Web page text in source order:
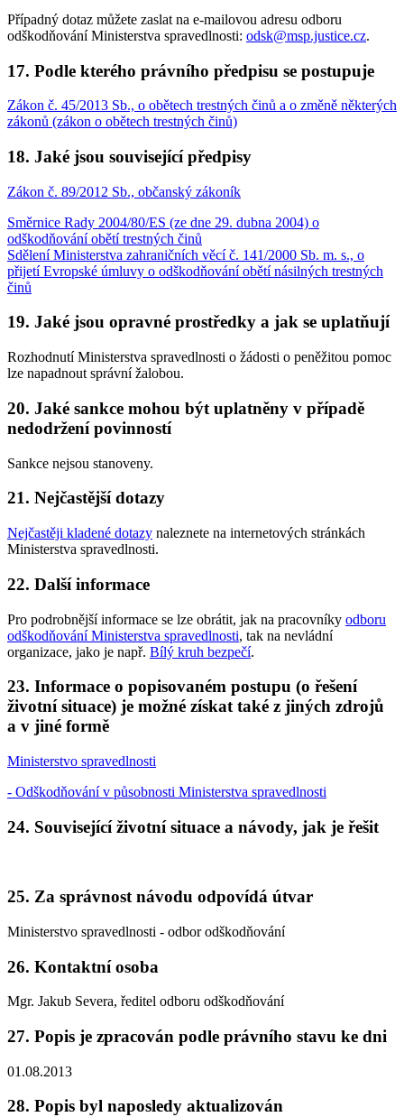
Případný dotaz můžete zaslat na e-mailovou adresu odboru
odškodňování Ministerstva spravedlnosti: odsk@msp.justice.cz.
17. Podle kterého právního předpisu se postupuje
Zákon č. 45/2013 Sb., o obětech trestných činů a o změně některých
zákonů (zákon o obětech trestných činů)
18. Jaké jsou související předpisy
Zákon č. 89/2012 Sb., občanský zákoník
Směrnice Rady 2004/80/ES (ze dne 29. dubna 2004) o
odškodňování obětí trestných činů
Sdělení Ministerstva zahraničních věcí č. 141/2000 Sb. m. s., o
přijetí Evropské úmluvy o odškodňování obětí násilných trestných
činů
19. Jaké jsou opravné prostředky a jak se uplatňují
Rozhodnutí Ministerstva spravedlnosti o žádosti o peněžitou pomoc
lze napadnout správní žalobou.
20. Jaké sankce mohou být uplatněny v případě
nedodržení povinností
Sankce nejsou stanoveny.
21. Nejčastější dotazy
Nejčastěji kladené dotazy naleznete na internetových stránkách
Ministerstva spravedlnosti.
22. Další informace
Pro podrobnější informace se lze obrátit, jak na pracovníky odboru
odškodňování Ministerstva spravedlnosti, tak na nevládní
organizace, jako je např. Bílý kruh bezpečí.
23. Informace o popisovaném postupu (o řešení
životní situace) je možné získat také z jiných zdrojů
a v jiné formě
Ministerstvo spravedlnosti
- Odškodňování v působnosti Ministerstva spravedlnosti
24. Související životní situace a návody, jak je řešit
25. Za správnost návodu odpovídá útvar
Ministerstvo spravedlnosti - odbor odškodňování
26. Kontaktní osoba
Mgr. Jakub Severa, ředitel odboru odškodňování
27. Popis je zpracován podle právního stavu ke dni
01.08.2013
28. Popis byl naposledy aktualizován